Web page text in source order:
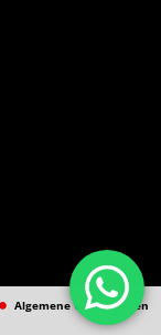
Algemene voorwaarden